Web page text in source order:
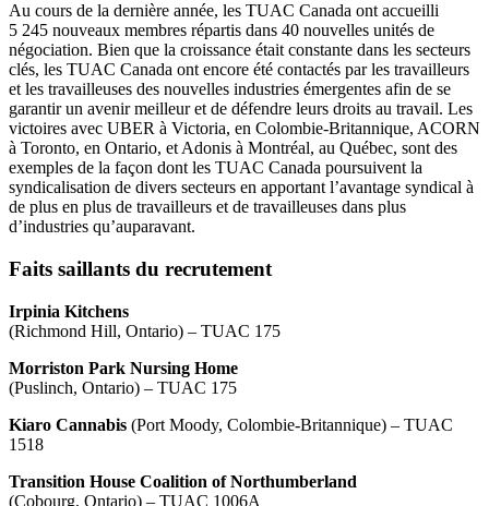
Au cours de la dernière année, les TUAC Canada ont accueilli
5 245 nouveaux membres répartis dans 40 nouvelles unités de
négociation. Bien que la croissance était constante dans les secteurs
clés, les TUAC Canada ont encore été contactés par les travailleurs
et les travailleuses des nouvelles industries émergentes afin de se
garantir un avenir meilleur et de défendre leurs droits au travail. Les
victoires avec UBER à Victoria, en Colombie-Britannique, ACORN
à Toronto, en Ontario, et Adonis à Montréal, au Québec, sont des
exemples de la façon dont les TUAC Canada poursuivent la
syndicalisation de divers secteurs en apportant l’avantage syndical à
de plus en plus de travailleurs et de travailleuses dans plus
d’industries qu’auparavant.
Faits saillants du recrutement
Irpinia Kitchens
(Richmond Hill, Ontario) – TUAC 175
Morriston Park Nursing Home
(Puslinch, Ontario) – TUAC 175
Kiaro Cannabis (Port Moody, Colombie-Britannique) – TUAC
1518
Transition House Coalition of Northumberland
(Cobourg, Ontario) – TUAC 1006A